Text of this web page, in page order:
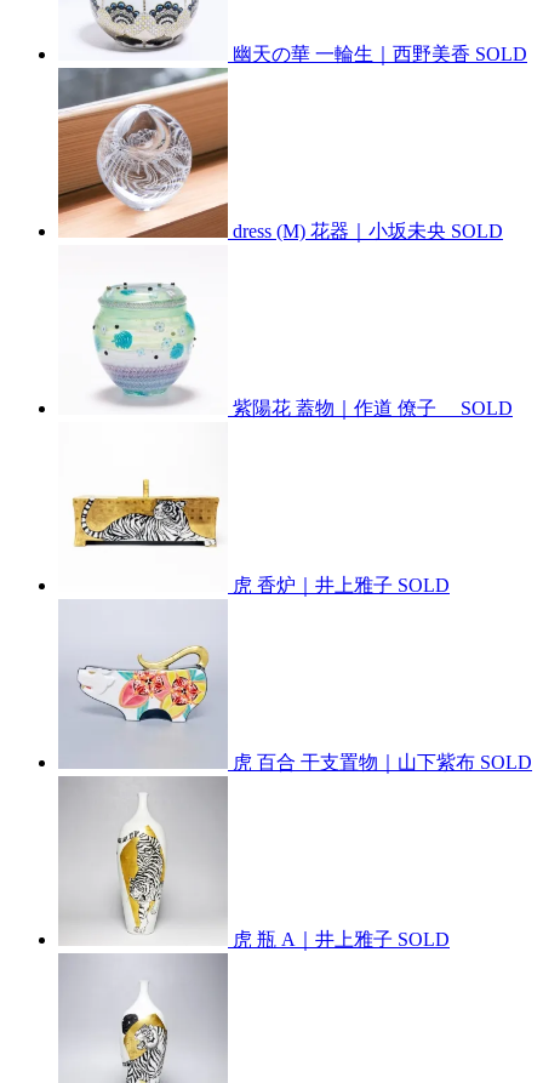
幽天の華 一輪生｜西野美香 SOLD
dress (M) 花器｜小坂未央 SOLD
紫陽花 蓋物｜作道 僚子 SOLD
虎 香炉｜井上雅子 SOLD
虎 百合 干支置物｜山下紫布 SOLD
虎 瓶 A｜井上雅子 SOLD